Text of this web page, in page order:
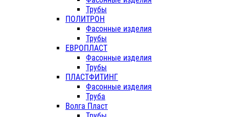
Трубы
ПОЛИТРОН
Фасонные изделия
Трубы
ЕВРОПЛАСТ
Фасонные изделия
Трубы
ПЛАСТФИТИНГ
Фасонные изделия
Труба
Волга Пласт